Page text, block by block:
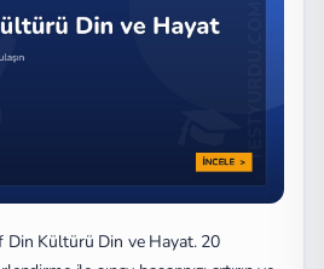
Din Kültürü Din ve Hayat. 20